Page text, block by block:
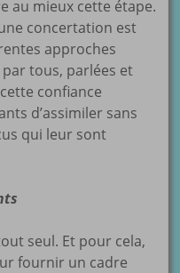
au mieux cette étape.
concertation est
approches
tous, parlées et
confiance
d’assimiler sans
qui leur sont
seul. Et pour cela,
fournir un cadre